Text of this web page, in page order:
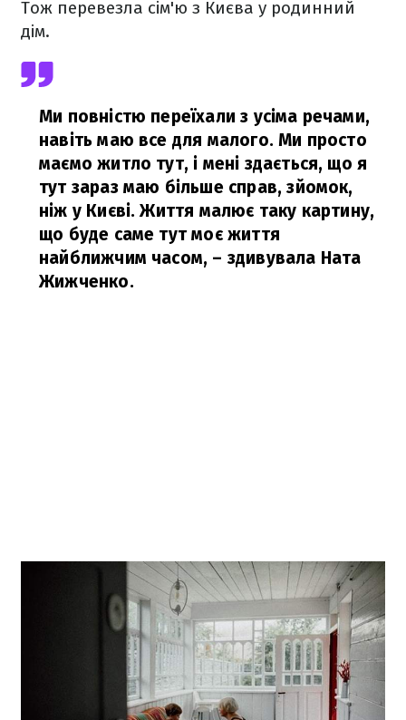
Тож перевезла сім'ю з Києва у родинний
дім.
Ми повністю переїхали з усіма речами,
навіть маю все для малого. Ми просто
маємо житло тут, і мені здається, що я
тут зараз маю більше справ, зйомок,
ніж у Києві. Життя малює таку картину,
що буде саме тут моє життя
найближчим часом, – здивувала Ната
Жижченко.